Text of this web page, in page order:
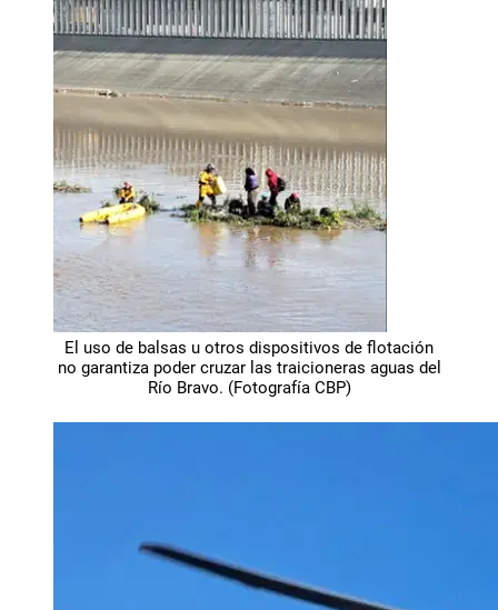
El uso de balsas u otros dispositivos de flotación
no garantiza poder cruzar las traicioneras aguas del
Río Bravo. (Fotografía CBP)